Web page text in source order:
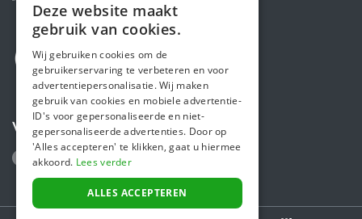
Volg ons
ENGLISH
Deze website maakt
gebruik van cookies.
Wij gebruiken cookies om de
gebruikerservaring te verbeteren en voor
advertentiepersonalisatie. Wij maken
gebruik van cookies en mobiele advertentie-
ID's voor gepersonaliseerde en niet-
gepersonaliseerde advertenties. Door op
'Alles accepteren' te klikken, gaat u hiermee
akkoord. Lees verder
ALLES ACCEPTEREN